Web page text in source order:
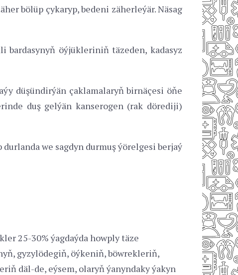
bölüp çykaryp, bedeni zäherleýär. Näsag
öýjükleriniň täzeden, kadasyz
düşündirýän çaklamalaryň birnäçesi öňe
duş gelýän kanserogen (rak dörediji)
we sagdyn durmuş ýörelgesi berjaý
25-30% ýagdaýda howply täze
gyzylödegiň, öýkeniň, böwrekleriň,
däl-de, eýsem, olaryň ýanyndaky ýakyn